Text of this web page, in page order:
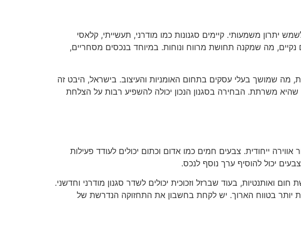
יתרון משמעותי. קיימים סגנונות כמו מודרני, תעשייתי, קלאסי
נקיים, מה שמקנה תחושת מרווח ונוחות. במיוחד בנכסים מסחריים,
מה שמושך בעלי עסקים בתחום האומניות והעיצוב. בישראל, היבט זה
שהיא משרתת. הבחירה בסגנון הנכון יכולה להשפיע רבות על הצלחת
ייחודית. צבעים חמים כמו אדום וכתום יכולים לעודד פעילות
יכול להוסיף ערך נוסף לנכס.
ואותנטיות, בעוד שברזל וזכוכית יכולים לשדר סגנון מודרני וחדשני.
יותר בטווח הארוך. יש לקחת בחשבון את התחזוקה הנדרשת של